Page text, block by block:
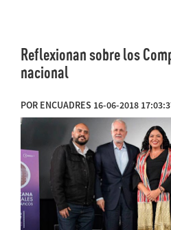
Reflexionan sobre los
nacional
POR ENCUADRES 16-06-2018